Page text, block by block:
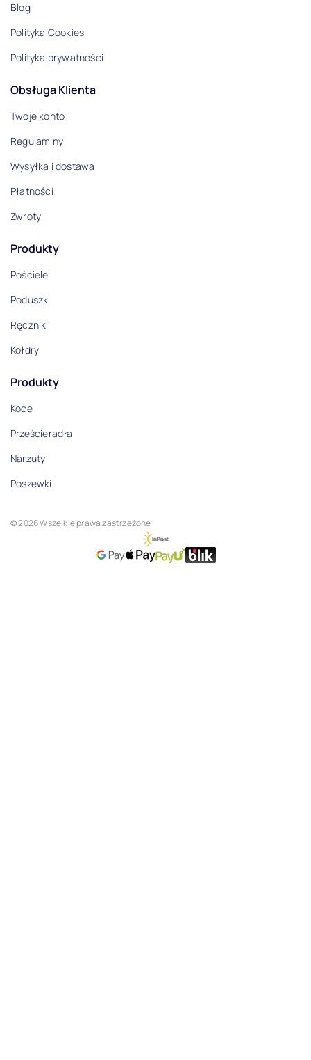
Blog
Polityka Cookies
Polityka prywatności
Obsługa Klienta
Twoje konto
Regulaminy
Wysyłka i dostawa
Płatności
Zwroty
Produkty
Pościele
Poduszki
Ręczniki
Kołdry
Produkty
Koce
Prześcieradła
Narzuty
Poszewki
© 2026 Wszelkie prawa zastrzeżone